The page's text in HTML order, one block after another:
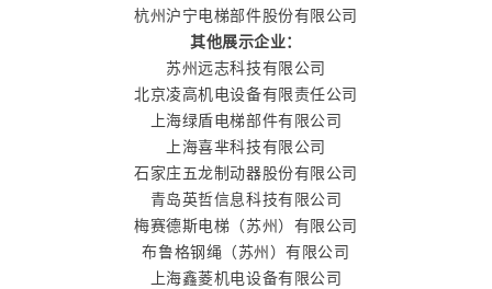
杭州沪宁电梯部件股份有限公司
其他展示企业：
苏州远志科技有限公司
北京凌高机电设备有限责任公司
上海绿盾电梯部件有限公司
上海喜芈科技有限公司
石家庄五龙制动器股份有限公司
青岛英哲信息科技有限公司
梅赛德斯电梯（苏州）有限公司
布鲁格钢绳（苏州）有限公司
上海鑫菱机电设备有限公司